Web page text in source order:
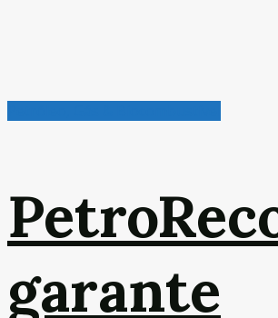
garante